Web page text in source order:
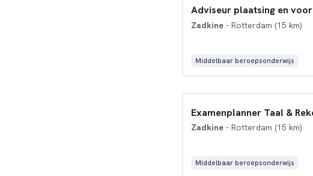
Adviseur plaatsing en
Zadkine- Rotterdam (15 km)
Middelbaar beroepsonderwijs
Examenplanner Taal &
Zadkine- Rotterdam (15 km)
Middelbaar beroepsonderwijs